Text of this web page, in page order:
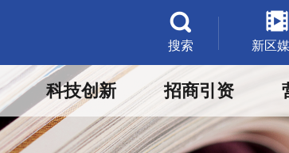
新区
搜索
科技创新 招商引资